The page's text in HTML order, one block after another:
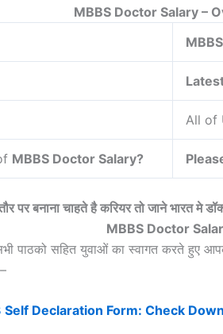
MBBS Doctor Salary –
All of
MBBS Doctor Salary?
पर बनाना चाहते है करियर तो जाने भारत मे
MBBS Doctor
पाठको सहित युवाओं का स्वागत करते हुए
Self Declaration Form: Check